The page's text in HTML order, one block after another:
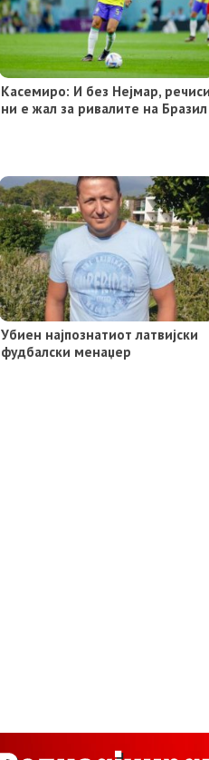
Касемиро: И без Нејмар, речиси
ни е жал за ривалите на Бразил
Убиен најпознатиот латвијски
фудбалски менаџер